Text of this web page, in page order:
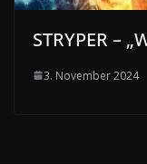
STRYPER –
3. November 2024